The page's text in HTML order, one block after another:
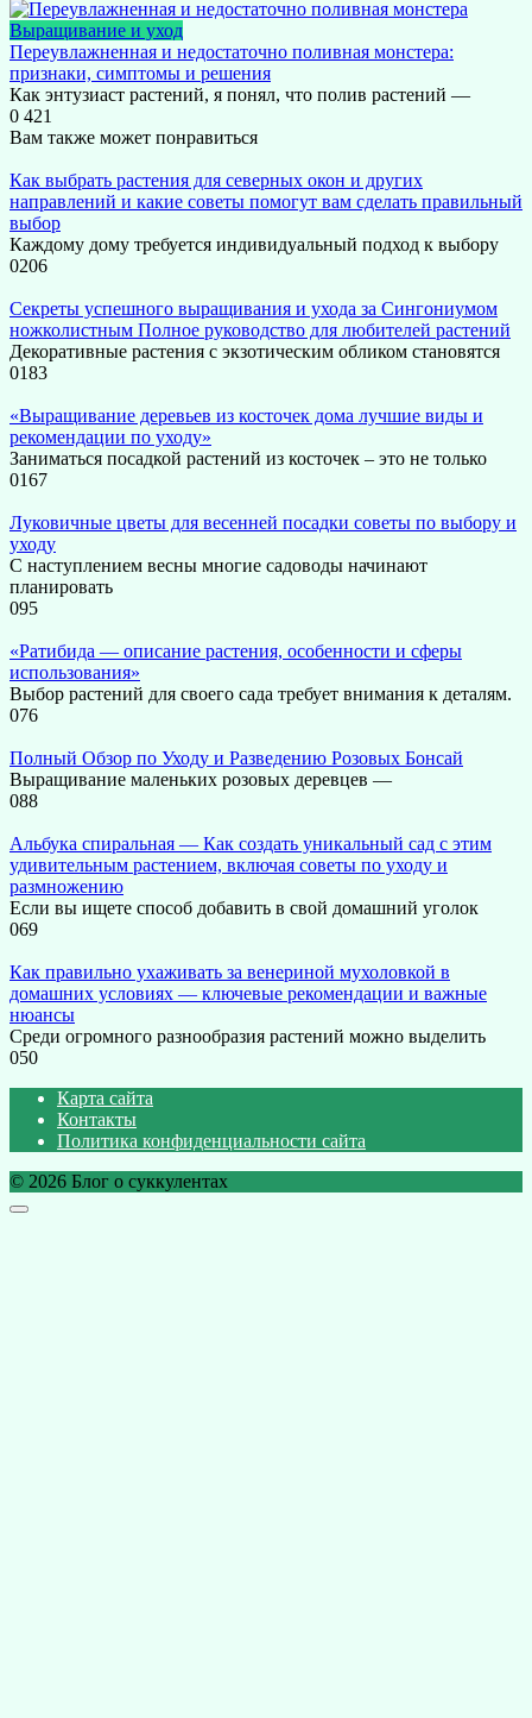
Выращивание и уход
Переувлажненная и недостаточно поливная монстера:
признаки, симптомы и решения
Как энтузиаст растений, я понял, что полив растений —
0 421
Вам также может понравиться
Как выбрать растения для северных окон и других
направлений и какие советы помогут вам сделать правильный
выбор
Каждому дому требуется индивидуальный подход к выбору
0206
Секреты успешного выращивания и ухода за Сингониумом
ножколистным Полное руководство для любителей растений
Декоративные растения с экзотическим обликом становятся
0183
«Выращивание деревьев из косточек дома лучшие виды и
рекомендации по уходу»
Заниматься посадкой растений из косточек – это не только
0167
Луковичные цветы для весенней посадки советы по выбору и
уходу
С наступлением весны многие садоводы начинают
планировать
095
«Ратибида — описание растения, особенности и сферы
использования»
Выбор растений для своего сада требует внимания к деталям.
076
Полный Обзор по Уходу и Разведению Розовых Бонсай
Выращивание маленьких розовых деревцев —
088
Альбука спиральная — Как создать уникальный сад с этим
удивительным растением, включая советы по уходу и
размножению
Если вы ищете способ добавить в свой домашний уголок
069
Как правильно ухаживать за венериной мухоловкой в
домашних условиях — ключевые рекомендации и важные
нюансы
Среди огромного разнообразия растений можно выделить
050
Карта сайта
Контакты
Политика конфиденциальности сайта
© 2026 Блог о суккулентах